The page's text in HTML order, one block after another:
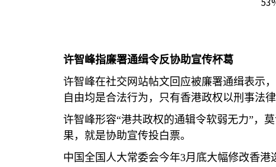
许智峰指廉署通缉令反协助宣传杯葛
许智峰在社交网站帖文回应被廉署通缉表示
自由均是合法行为，只有香港政权以刑事法
许智峰形容“港共政权的通辑令软弱无力”，
果，就是协助宣传投白票。
中国全国人大常委会今年3月底大幅修改香港